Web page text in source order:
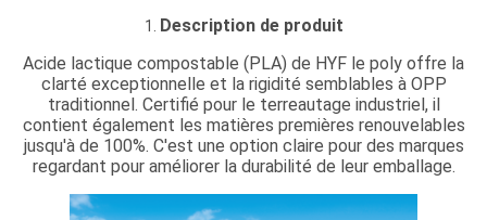
1. Description de produit
Acide lactique compostable (PLA) de HYF le poly offre la
clarté exceptionnelle et la rigidité semblables à OPP
traditionnel. Certifié pour le terreautage industriel, il
contient également les matières premières renouvelables
jusqu'à de 100%. C'est une option claire pour des marques
regardant pour améliorer la durabilité de leur emballage.